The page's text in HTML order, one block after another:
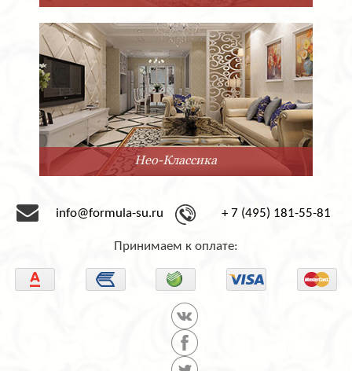
Минимализм
info@formula-su.ru + 7 (495) 181-55-81
Принимаем к оплате: